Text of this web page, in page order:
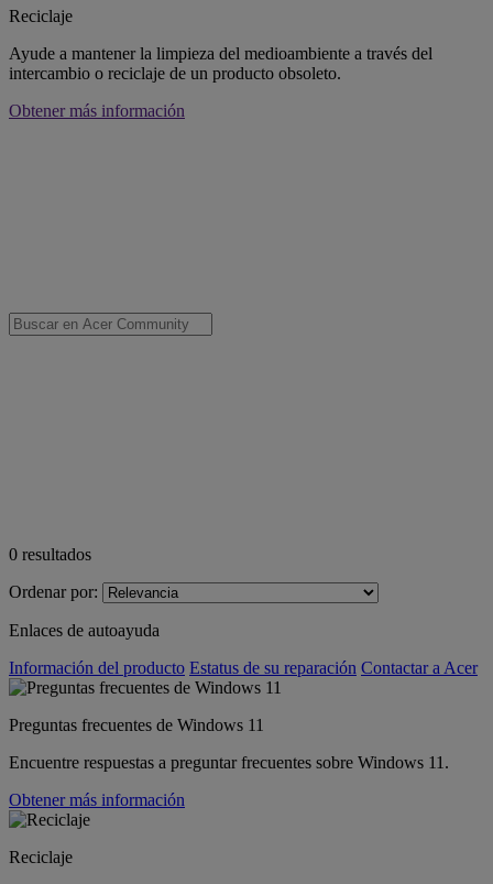
Reciclaje
Ayude a mantener la limpieza del medioambiente a través del
intercambio o reciclaje de un producto obsoleto.
Obtener más información
0 resultados
Ordenar por:
Enlaces de autoayuda
Información del producto Estatus de su reparación Contactar a Acer
Preguntas frecuentes de Windows 11
Encuentre respuestas a preguntar frecuentes sobre Windows 11.
Obtener más información
Reciclaje